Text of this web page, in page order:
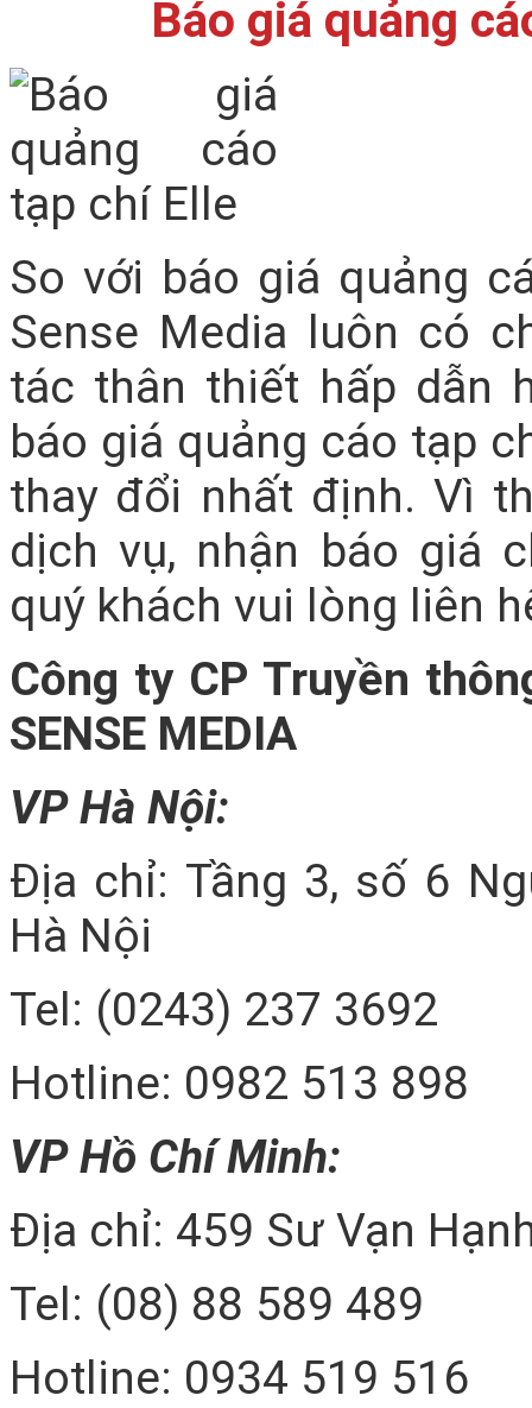
Báo giá quảng
So với báo giá quảng
Sense Media luôn có
tác thân thiết hấp dẫn
báo giá quảng cáo tạp
thay đổi nhất định. Vì
dịch vụ, nhận báo giá
quý khách vui lòng liên
Công ty CP Truyền
SENSE MEDIA
VP Hà Nội:
Địa chỉ: Tầng 3, số 6
Hà Nội
Tel: (0243) 237 3692
Hotline: 0982 513 898
VP Hồ Chí Minh:
Địa chỉ: 459 Sư Vạn
Tel: (08) 88 589 489
Hotline: 0934 519 516